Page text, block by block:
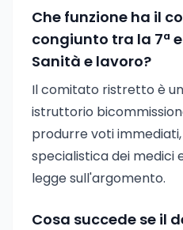
Che funzione ha il
congiunto tra la 7ª
Sanità e lavoro?
Il comitato ristretto è
istruttorio
produrre voti
specialistica dei medici
legge sull'argomento.
Cosa succede se il